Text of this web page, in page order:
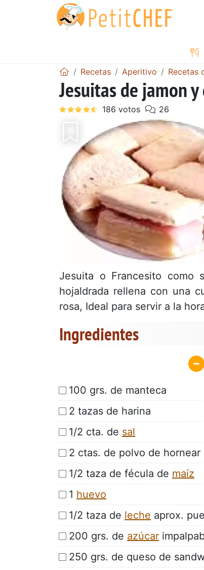
Recetas Aperitivo Recetas
Jesuitas de jamon y
Jesuita o Francesito como
hojaldrada rellena con una
rosa, Ideal para servir a la
Ingredientes
100 grs. de manteca
2 tazas de harina
1/2 cta. de sal
2 ctas. de polvo de hornear
1/2 taza de fécula de maíz
1 huevo
1/2 taza de leche aprox.
200 grs. de azúcar
250 grs. de queso de